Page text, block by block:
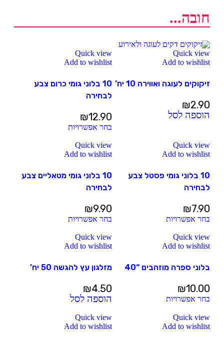
חובה...
Quick view
Add to wishlist
זיקוקים לעוגה ואווירה 10 יח’
₪2.90
הוספה לסל
Quick view
Add to wishlist
10 בלוני גומי כרום צבע
לבחירה
₪12.90
בחר אפשרויות
Quick view
Add to wishlist
10 בלוני גומי פסטל צבע
לבחירה
₪7.90
בחר אפשרויות
Quick view
Add to wishlist
10 בלוני גומי מטאליים צבע
לבחירה
₪9.90
בחר אפשרויות
Quick view
Add to wishlist
בלוני ספרה מוזהבים “40
₪10.00
בחר אפשרויות
Quick view
Add to wishlist
מזלגון עץ להגשה 50 יח’
₪4.50
הוספה לסל
Quick view
Add to wishlist
Quick view
Add to wishlist